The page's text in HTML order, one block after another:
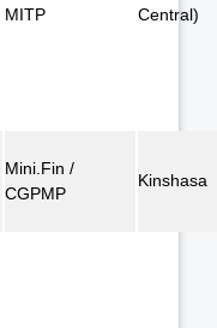
MITP
Central)
Mini.Fin /
CGPMP
Kinshasa